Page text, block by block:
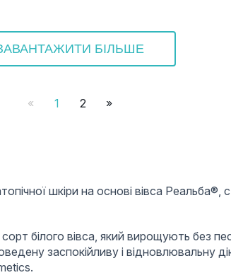
БІЛЬШЕ
« 1 2 »
шкіри на основі вівса Реальба®,
білого вівса, який вирощують без
заспокійливу і відновлювальну